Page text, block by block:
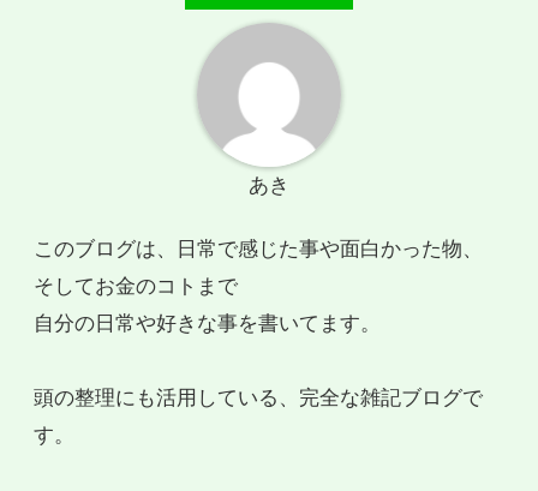
あき
このブログは、日常で感じた事や面白かった物、
そしてお金のコトまで
自分の日常や好きな事を書いてます。
頭の整理にも活用している、完全な雑記ブログで
す。